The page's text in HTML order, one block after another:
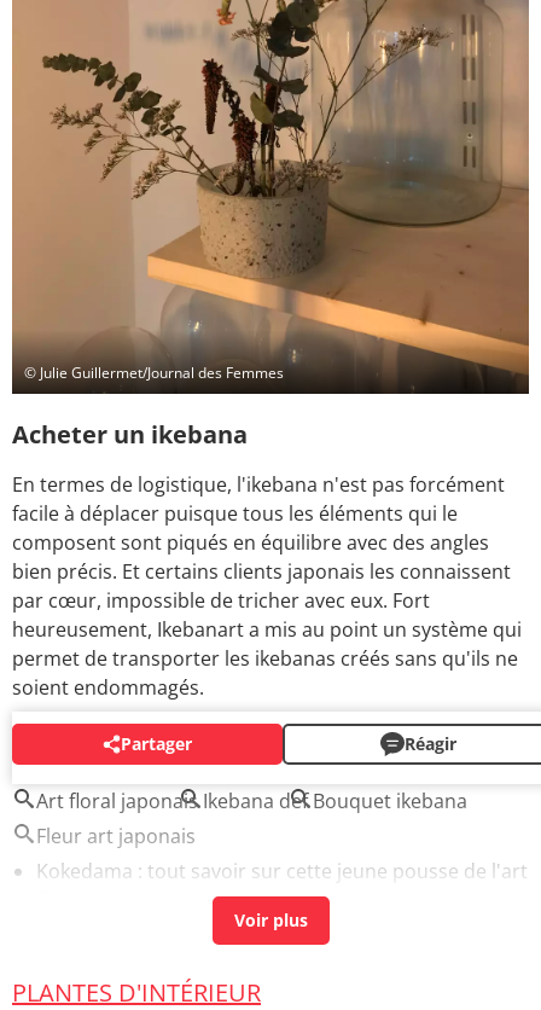
© Julie Guillermet/Journal des Femmes
Acheter un ikebana
En termes de logistique, l'ikebana n'est pas forcément
facile à déplacer puisque tous les éléments qui le
composent sont piqués en équilibre avec des angles
bien précis. Et certains clients japonais les connaissent
par cœur, impossible de tricher avec eux. Fort
heureusement, Ikebanart a mis au point un système qui
permet de transporter les ikebanas créés sans qu'ils ne
soient endommagés.
Partager Réagir
AUTOUR DU MÊME SUJET
Art floral japonais Ikebana def Bouquet ikebana
Fleur art japonais
Kokedama : tout savoir sur cette jeune pousse de l'art
> Guide
PLANTES D'INTÉRIEUR